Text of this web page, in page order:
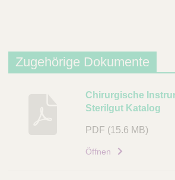
Zugehörige Dokumente
B
e
h
Chirurgische
Sterilgut Katalog
PDF (15.6 MB)
Öffnen